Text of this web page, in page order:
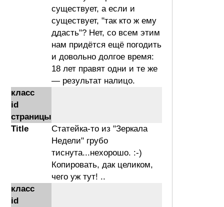
существует, а если и
существует, "так кто ж ему
ддасть"? Нет, со всем этим
нам придётся ещё погодить
и довольно долгое время:
18 лет правят одни и те же
— результат налицо.
класс
id
страницы
Title
Статейка-то из "Зеркала
Недели" грубо
тиснута...нехорошо. :-)
Копировать, дак целиком,
чего уж тут! ..
класс
id